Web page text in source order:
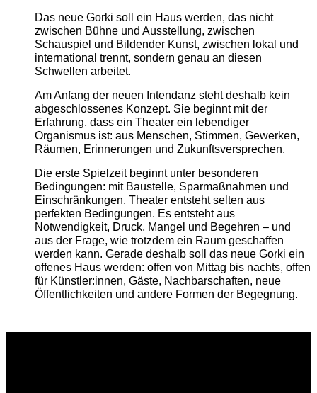
Das neue Gorki soll ein Haus werden, das nicht
zwischen Bühne und Ausstellung, zwischen
Schauspiel und Bildender Kunst, zwischen lokal und
international trennt, sondern genau an diesen
Schwellen arbeitet.
Am Anfang der neuen Intendanz steht deshalb kein
abgeschlossenes Konzept. Sie beginnt mit der
Erfahrung, dass ein Theater ein lebendiger
Organismus ist: aus Menschen, Stimmen, Gewerken,
Räumen, Erinnerungen und Zukunftsversprechen.
Die erste Spielzeit beginnt unter besonderen
Bedingungen: mit Baustelle, Sparmaßnahmen und
Einschränkungen. Theater entsteht selten aus
perfekten Bedingungen. Es entsteht aus
Notwendigkeit, Druck, Mangel und Begehren – und
aus der Frage, wie trotzdem ein Raum geschaffen
werden kann. Gerade deshalb soll das neue Gorki ein
offenes Haus werden: offen von Mittag bis nachts, offen
für Künstler:innen, Gäste, Nachbarschaften, neue
Öffentlichkeiten und andere Formen der Begegnung.